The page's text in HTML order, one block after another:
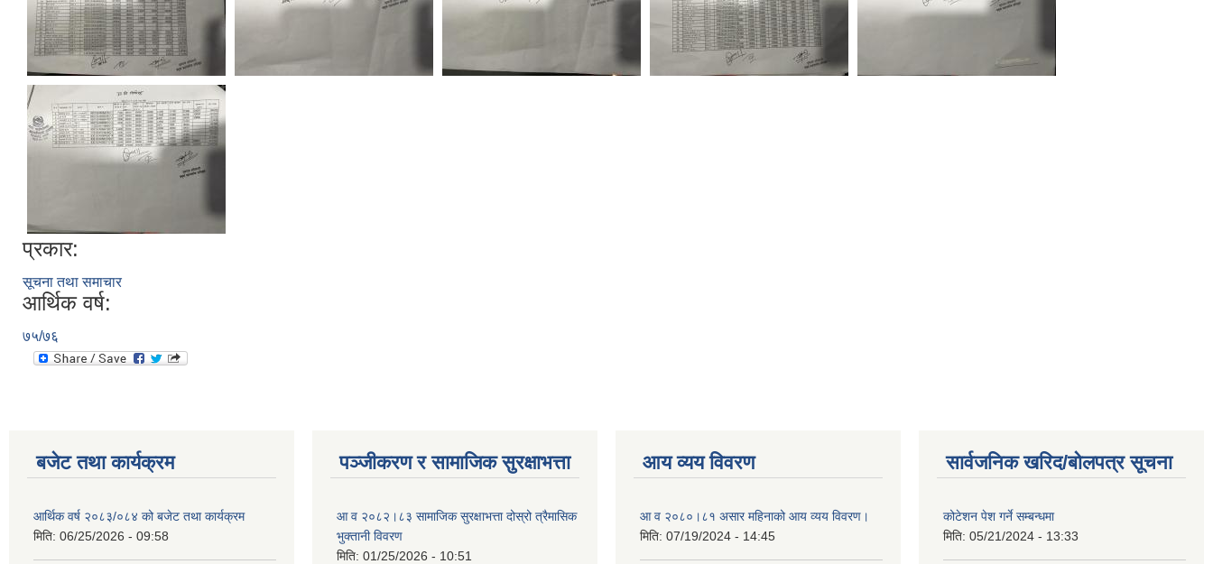
प्रकार:
सूचना तथा समाचार
आर्थिक वर्ष:
७५/७६
बजेट तथा कार्यक्रम
आर्थिक वर्ष २०८३/०८४ को बजेट तथा कार्यक्रम
मिति: 06/25/2026 - 09:58
पञ्जीकरण र सामाजिक सुरक्षाभत्ता
आ व २०८२।८३ सामाजिक सुरक्षाभत्ता दोस्रो त्रैमासिक
भुक्तानी विवरण
मिति: 01/25/2026 - 10:51
आय व्यय विवरण
आ व २०८०।८१ असार महिनाको आय व्यय विवरण।
मिति: 07/19/2024 - 14:45
सार्वजनिक खरिद/बोलपत्र सूचना
कोटेशन पेश गर्ने सम्बन्धमा
मिति: 05/21/2024 - 13:33